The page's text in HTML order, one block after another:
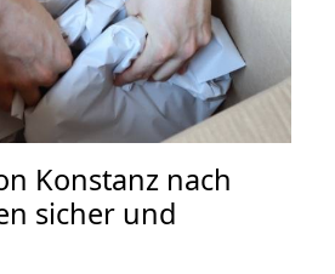
Konstanz nach
sicher und